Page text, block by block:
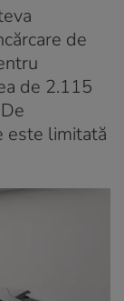
de
de 2.115
este limitată